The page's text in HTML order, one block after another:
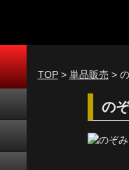
TOP> 単品販売 >
の